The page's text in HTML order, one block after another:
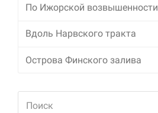
По Ижорской возвышенности
Вдоль Нарвского тракта
Острова Финского залива